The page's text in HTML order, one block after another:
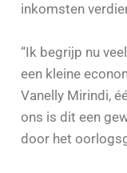
inkomsten
“Ik begrijp nu
een kleine
Vanelly Mirindi,
ons is dit een
door het